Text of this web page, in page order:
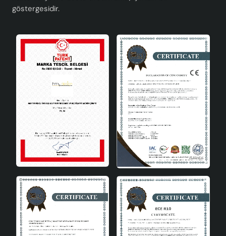
dekorasyonunuzu tamamlayabilirsiniz.
göstergesidir.